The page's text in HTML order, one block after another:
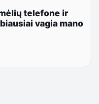
telefone ir
vagia mano